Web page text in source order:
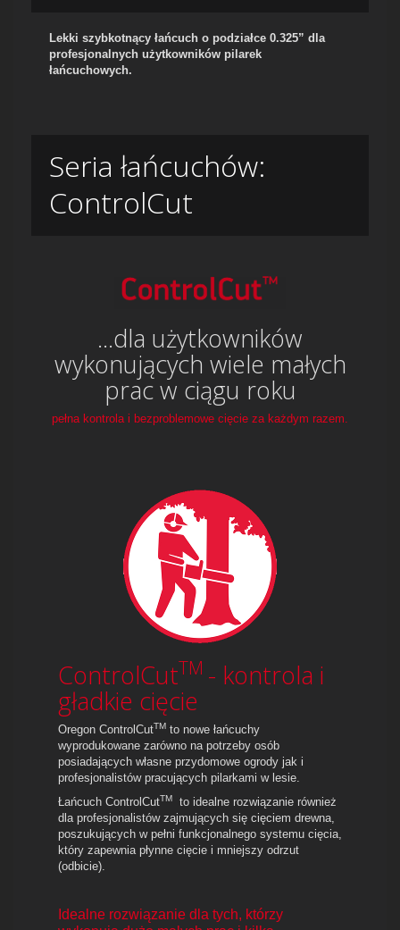
Lekki szybkotnący łańcuch o podziałce 0.325” dla
profesjonalnych użytkowników pilarek
łańcuchowych.
Seria łańcuchów:
ControlCut
...dla użytkowników
wykonujących wiele małych
prac w ciągu roku
pełna kontrola i bezproblemowe cięcie za każdym razem.
ControlCutTM - kontrola i
gładkie cięcie
Oregon ControlCutTM to nowe łańcuchy
wyprodukowane zarówno na potrzeby osób
posiadających własne przydomowe ogrody jak i
profesjonalistów pracujących pilarkami w lesie.
Łańcuch ControlCutTM
to idealne rozwiązanie również
dla profesjonalistów zajmujących się cięciem drewna,
poszukujących w pełni funkcjonalnego systemu cięcia,
który zapewnia płynne cięcie i mniejszy odrzut
(odbicie).
Idealne rozwiązanie dla tych, którzy